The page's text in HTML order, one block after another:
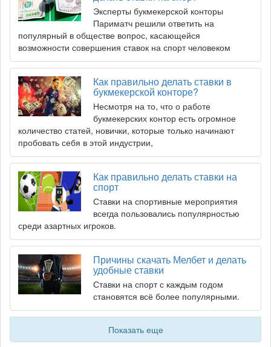
Эксперты букмекерской конторы
Париматч решили ответить на
популярный в обществе вопрос, касающейся
возможности совершения ставок на спорт человеком
Как правильно делать ставки в
букмекерской конторе?
Несмотря на то, что о работе
букмекерских контор есть огромное
количество статей, новички, которые только начинают
пробовать себя в этой индустрии,
Как правильно делать ставки на
спорт
Ставки на спортивные мероприятия
всегда пользовались популярностью
среди азартных игроков.
Причины скачать Мелбет и делать
удобные ставки
Ставки на спорт с каждым годом
становятся всё более популярными.
Показать еще